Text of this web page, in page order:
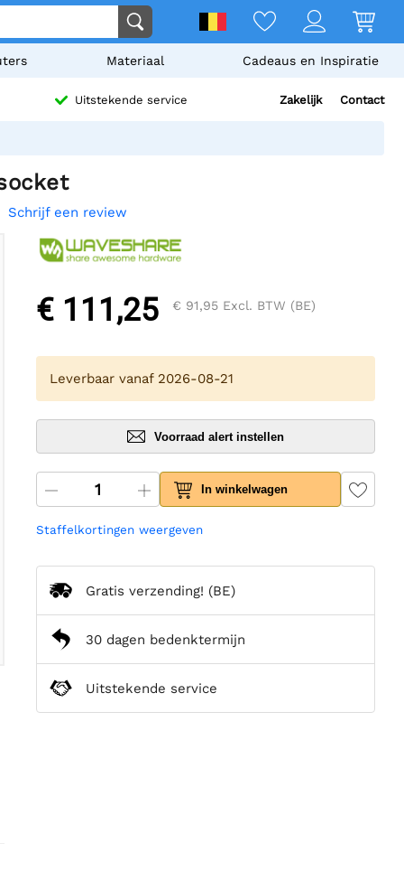
Materiaal Cadeaus en Inspiratie
Uitstekende service Zakelijk Contact
Schrijf een review
€ 111,25 € 91,95 Excl. BTW (BE)
Leverbaar vanaf 2026-08-21
Voorraad alert instellen
In winkelwagen
Staffelkortingen weergeven
Gratis verzending! (BE)
30 dagen bedenktermijn
Uitstekende service